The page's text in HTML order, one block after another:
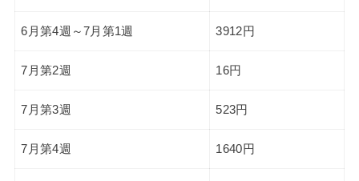
6月第4週～7月第1週 3912円
7月第2週 16円
7月第3週 523円
7月第4週 1640円